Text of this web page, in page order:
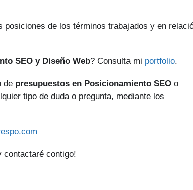
de los términos trabajados y en
SEO y Diseño Web? Consulta mi portfolio.
de presupuestos en Posicionamiento SEO o
tipo de duda o pregunta, mediante los
contactaré contigo!